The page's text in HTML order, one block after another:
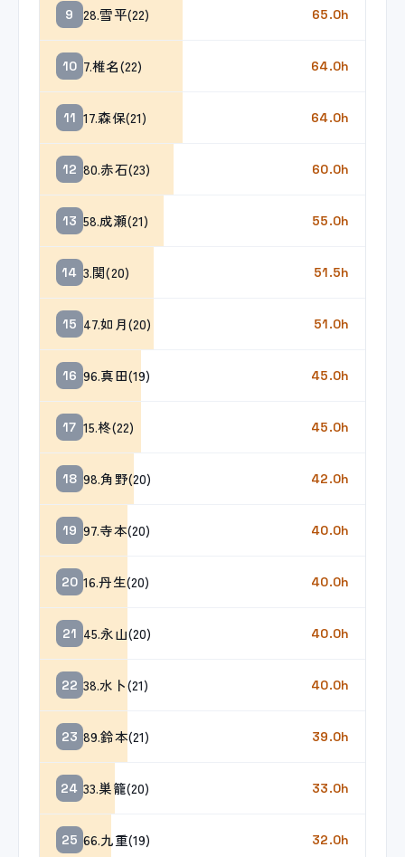
9 28.雪平(22) 65.0h
10 7.椎名(22) 64.0h
11 17.森保(21) 64.0h
12 80.赤石(23) 60.0h
13 58.成瀬(21) 55.0h
14 3.関(20) 51.5h
15 47.如月(20) 51.0h
16 96.真田(19) 45.0h
17 15.柊(22) 45.0h
18 98.角野(20) 42.0h
19 97.寺本(20) 40.0h
20 16.丹生(20) 40.0h
21 45.永山(20) 40.0h
22 38.水卜(21) 40.0h
23 89.鈴本(21) 39.0h
24 33.巣籠(20) 33.0h
25 66.九重(19) 32.0h